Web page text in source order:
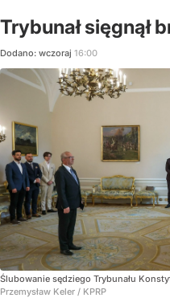
Trybunał sięgnął
Dodano: wczoraj 16:00
Ślubowanie sędziego Trybunału
Przemysław Keler / KPRP